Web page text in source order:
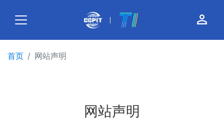
person_outline
首页 网站声明
网站声明